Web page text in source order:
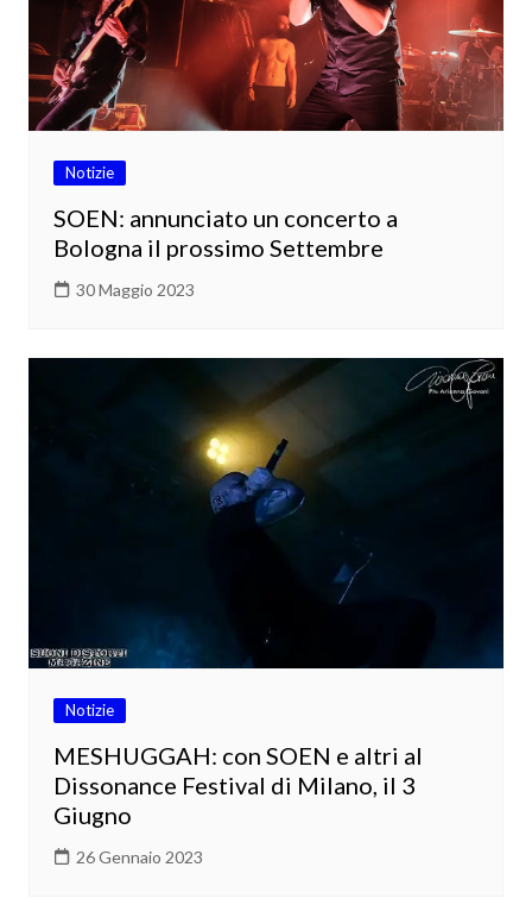
Notizie
SOEN: annunciato un concerto a
Bologna il prossimo Settembre
30 Maggio 2023
Notizie
MESHUGGAH: con SOEN e altri al
Dissonance Festival di Milano, il 3
Giugno
26 Gennaio 2023